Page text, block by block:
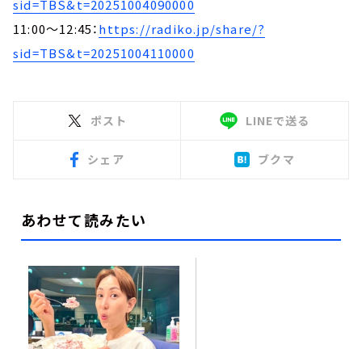
sid=TBS&t=20251004090000
11:00～12:45：https://radiko.jp/share/?
sid=TBS&t=20251004110000
ポスト LINEで送る
シェア ブクマ
あわせて読みたい